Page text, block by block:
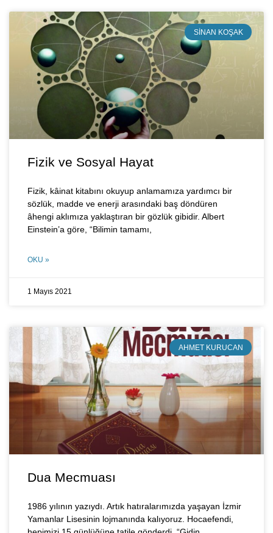
SINAN KOŞAK
Fizik ve Sosyal Hayat
Fizik, kâinat kitabını okuyup anlamamıza yardımcı bir
sözlük, madde ve enerji arasındaki baş döndüren
âhengi aklımıza yaklaştıran bir gözlük gibidir. Albert
Einstein’a göre, “Bilimin tamamı,
OKU »
1 Mayıs 2021
AHMET KURUCAN
Dua Mecmuası
1986 yılının yazıydı. Artık hatıralarımızda yaşayan İzmir
Yamanlar Lisesinin lojmanında kalıyoruz. Hocaefendi,